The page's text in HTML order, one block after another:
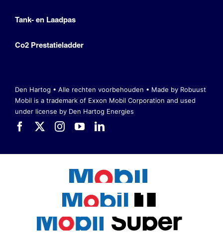
Tank- en Laadpas
Co2 Prestatieladder
Den Hartog • Alle rechten voorbehouden • Made by Robuust
Mobil is a trademark of Exxon Mobil Corporation and used
under license by Den Hartog Energies